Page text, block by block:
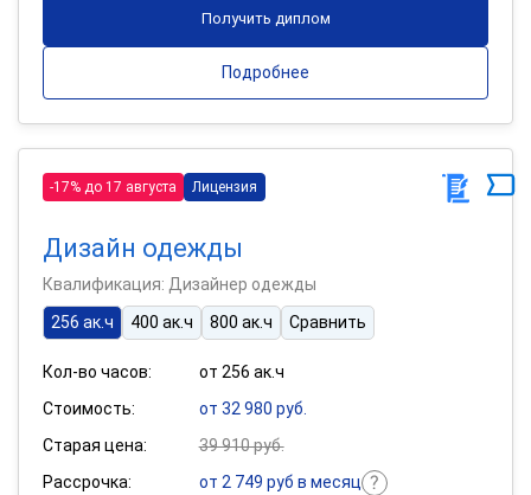
Получить диплом
Подробнее
-17% до 17 августа Лицензия
Дизайн одежды
Квалификация: Дизайнер одежды
256 ак.ч
400 ак.ч 800 ак.ч Сравнить
Кол-во часов:
от 256 ак.ч
Стоимость:
от 32 980 руб.
Старая цена:
39 910 руб.
Рассрочка:
от 2 749 руб в месяц